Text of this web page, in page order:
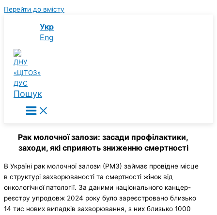
Перейти до вмісту
Укр
Eng
Пошук
Рак молочної залози: засади профілактики,
заходи, які сприяють зниженню смертності
В Україні рак молочної залози (РМЗ) займає провідне місце
в структурі захворюваності та смертності жінок від
онкологічної патології. За даними національного канцер-
реєстру упродовж 2024 року було зареєстровано близько
14 тис нових випадків захворювання, з них близько 1000